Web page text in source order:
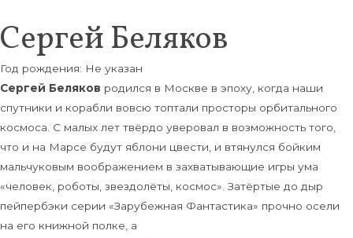
Сергей Беляков
Год рождения: Не указан
Сергей Беляков родился в Москве в эпоху, когда наши
спутники и корабли вовсю топтали просторы орбитального
космоса. С малых лет твёрдо уверовал в возможность того,
что и на Марсе будут яблони цвести, и втянулся бойким
мальчуковым воображением в захватывающие игры ума
«человек, роботы, звездолёты, космос». Затёртые до дыр
пейпербэки серии «Зарубежная Фантастика» прочно осели
на его книжной полке, а